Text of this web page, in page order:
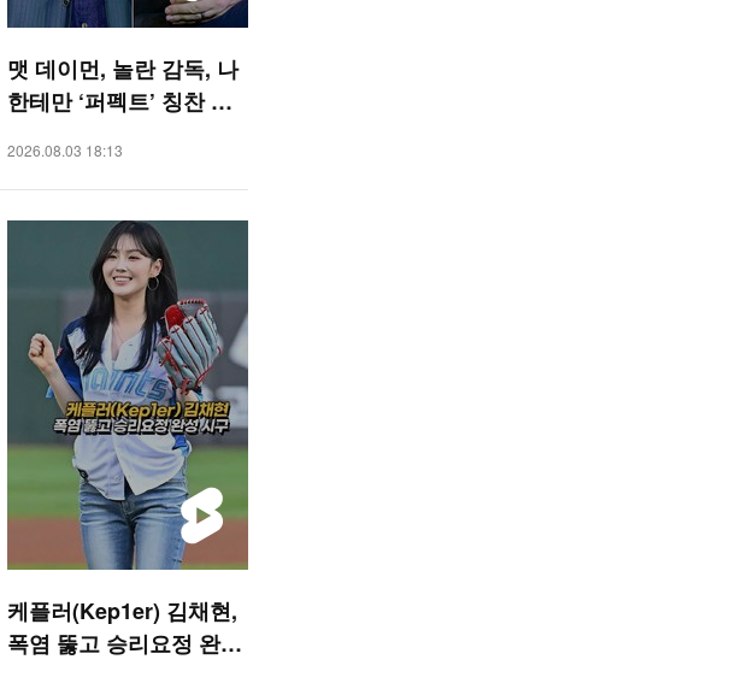
맷 데이먼, 놀란 감독, 나
한테만 ‘퍼펙트’ 칭찬 안
2026.08.03 18:13
케플러(Kep1er) 김채현,
폭염 뚫고 승리요정 완성